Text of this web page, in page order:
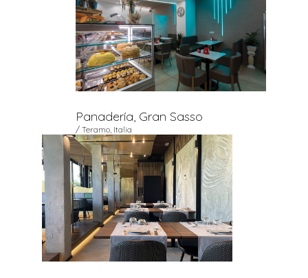
Panadería, Gran Sasso
/ Teramo, Italia